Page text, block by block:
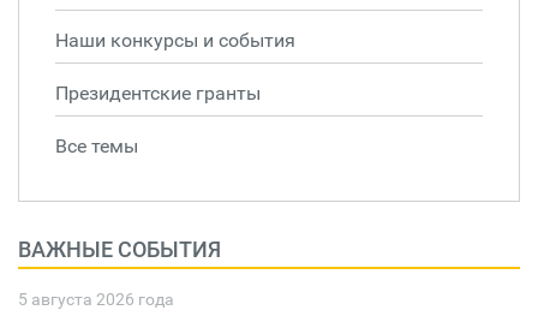
Наши конкурсы и события
Президентские гранты
Все темы
ВАЖНЫЕ СОБЫТИЯ
5 августа 2026 года